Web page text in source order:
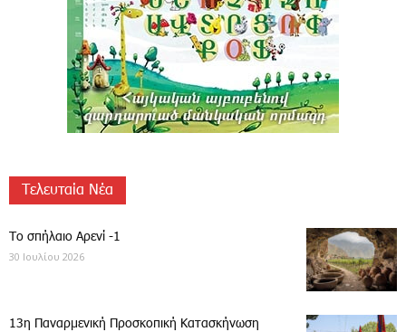
Τελευταία Νέα
Το σπήλαιο Αρενί -1
30 Ιουλίου 2026
13η Παναρμενική Προσκοπική Κατασκήνωση